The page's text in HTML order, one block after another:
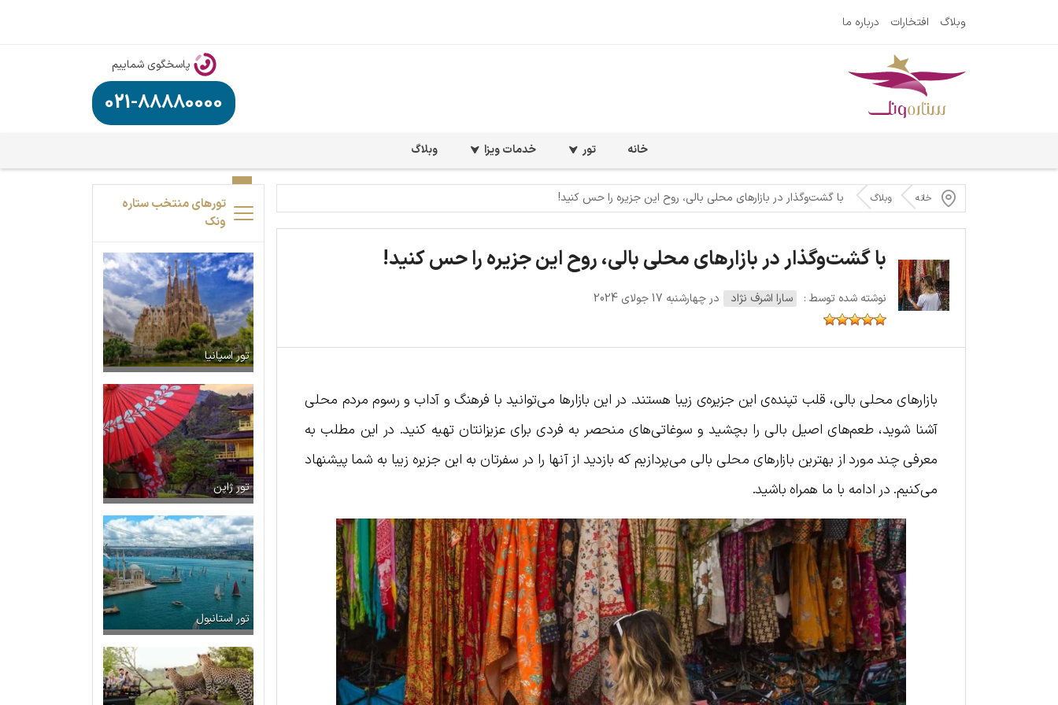
وبلاگ افتخارات درباره ما
پاسخگوی شماییم
021-88880000
خانه تور خدمات ویزا وبلاگ
خانه وبلاگ با گشت‌وگذار در بازارهای محلی بالی، روح این جزیره را حس کنید!
با گشت‌وگذار در بازارهای محلی بالی، روح این جزیره را حس کنید!
نوشته شده توسط : سارا اشرف نژاد در چهارشنبه 17 جولای 2024
بازارهای محلی بالی، قلب تپنده‌ی این جزیره‌ی زیبا هستند. در این بازارها می‌توانید با فرهنگ و آداب و رسوم مردم محلی
آشنا شوید، طعم‌های اصیل بالی را بچشید و سوغاتی‌های منحصر به فردی برای عزیزانتان تهیه کنید. در این مطلب به
معرفی چند مورد از بهترین بازارهای محلی بالی می‌پردازیم که بازدید از آنها را در سفرتان به این جزیره زیبا به شما پیشنهاد
می‌کنیم. در ادامه با ما همراه باشید.
تورهای منتخب ستاره
ونک
تور اسپانیا
تور ژاپن
تور استانبول